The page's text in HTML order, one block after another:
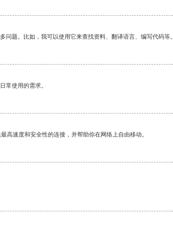
问题。比如，我可以使用它来查找资料、翻译语言、编写代码等。
常使用的需求。
高速度和安全性的连接，并帮助你在网络上自由移动。